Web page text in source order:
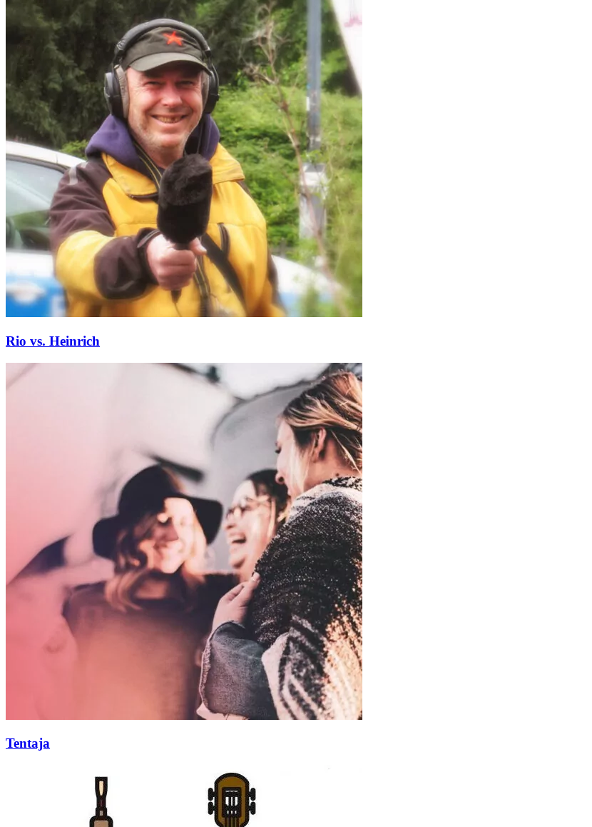
Rio vs. Heinrich
Tentaja